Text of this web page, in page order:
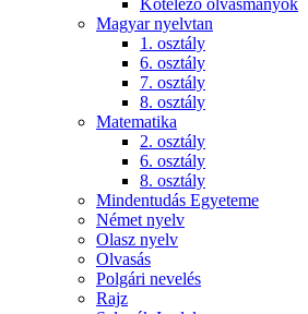
Kötelező olvasmányok
Magyar nyelvtan
1. osztály
6. osztály
7. osztály
8. osztály
Matematika
2. osztály
6. osztály
8. osztály
Mindentudás Egyeteme
Német nyelv
Olasz nyelv
Olvasás
Polgári nevelés
Rajz